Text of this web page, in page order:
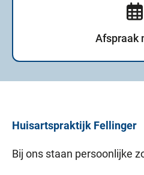
Afspraak
Huisartspraktijk Fellinger
Bij ons staan persoonlijke